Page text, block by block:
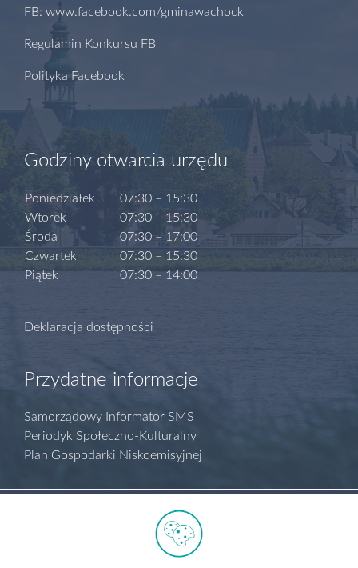
FB: www.facebook.com/gminawachock
Regulamin Konkursu FB
Polityka Facebook
Godziny otwarcia urzędu
Poniedziałek
Wtorek
Środa
Czwartek
Piątek
07:30 – 15:30
07:30 – 15:30
07:30 – 17:00
07:30 – 15:30
07:30 – 14:00
Deklaracja dostępności
Przydatne informacje
Samorządowy Informator SMS
Periodyk Społeczno-Kulturalny
Plan Gospodarki Niskoemisyjnej